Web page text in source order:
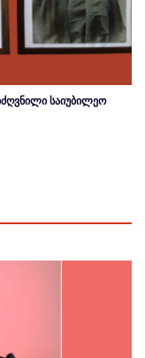
საიუბილეო